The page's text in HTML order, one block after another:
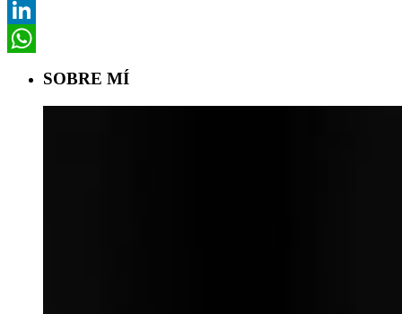
Pinterest
LinkedIn
SOBRE MÍ